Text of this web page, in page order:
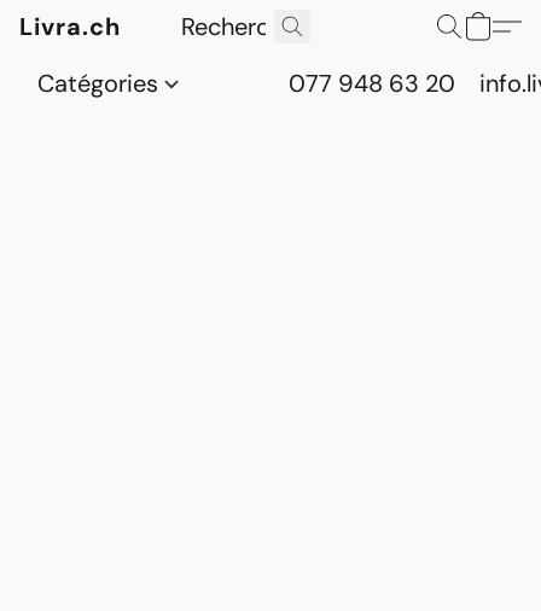
Livra.ch
Catégories
077 948 63 20